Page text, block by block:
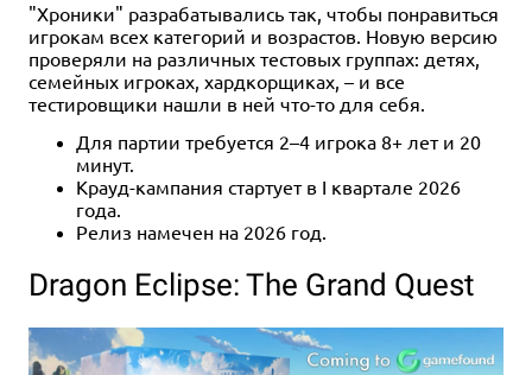
"Хроники" разрабатывались так, чтобы понравиться
игрокам всех категорий и возрастов. Новую версию
проверяли на различных тестовых группах: детях,
семейных игроках, хардкорщиках, – и все
тестировщики нашли в ней что-то для себя.
Для партии требуется 2–4 игрока 8+ лет и 20
минут.
Крауд-кампания стартует в I квартале 2026
года.
Релиз намечен на 2026 год.
Dragon Eclipse: The Grand Quest